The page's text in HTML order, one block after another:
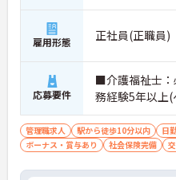
雇用形態 正社員(正職員)
応募要件
■介護福祉士
務経験5年以上
管理職求人 駅から徒歩10分以内 日
ボーナス・賞与あり
社会保険完備